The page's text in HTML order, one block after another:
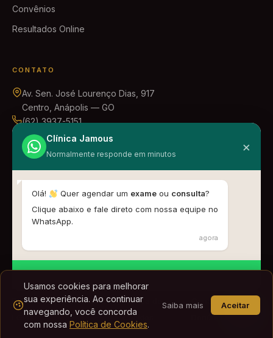
Convênios
Resultados Online
CONTATO
Av. Sen. José Lourenço Dias, 917
Centro, Anápolis — GO
(62) 3937-5151
(62) 99669-9337
ouvidoria@clinicajamous.com.br
Centro Médico de Diagnóstico por Imagem LTDA - ME ·
DT-M: Dra. Karen Fayad Gemus Diniz ·
CRM-GO 16423 / RQE 8295
© 2026 Clínica Jamous. Todos os direitos reservados. |
Desenvolvido pelaRUCH
Política de Privacidade e
LGPD
Política de
Cookies
Canal de
Denúncia
Usamos cookies para melhorar
sua experiência. Ao continuar
navegando, você concorda
com nossa Política de Cookies.
Saiba mais Aceitar
Clínica Jamous
Normalmente responde em minutos ×
Olá! Quer agendar um exameou consulta?
Clique abaixo e fale direto com nossa equipe no
WhatsApp.
agora